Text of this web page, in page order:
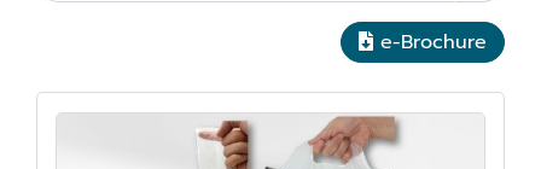
e-Brochure